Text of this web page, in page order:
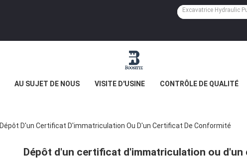
AU SUJET DE NOUS VISITE D'USINE CONTRÔLE DE QUALITÉ
Dépôt D'un Certificat D'immatriculation Ou D'un Certificat De Conformité
Dépôt d'un certificat d'immatriculation ou